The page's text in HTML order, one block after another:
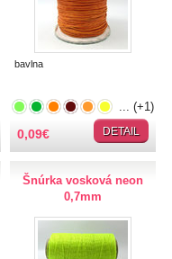
bavlna
0,09€ DETAIL
... (+1)
Šnúrka vosková neon
0,7mm